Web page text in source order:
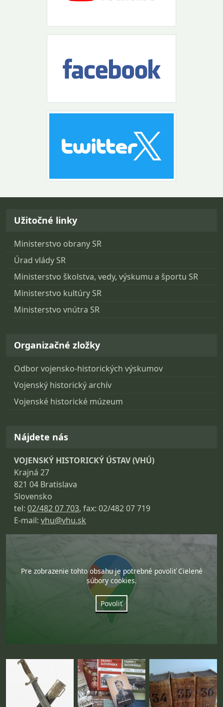
Návrat na začiatok stránky
Užitočné linky
Ministerstvo obrany SR
Úrad vlády SR
Ministerstvo školstva, vedy, výskumu a športu SR
Ministerstvo kultúry SR
Ministerstvo vnútra SR
Organizačné zložky
Odbor vojensko-historických výskumov
Vojenský historický archív
Vojenské historické múzeum
Nájdete nás
VOJENSKÝ HISTORICKÝ ÚSTAV (VHÚ)
Krajná 27
821 04 Bratislava
Slovensko
tel: 02/482 07 703, fax: 02/482 07 719
E-mail: vhu@vhu.sk
Pre zobrazenie tohto obsahu je potrebné povoliť Cielené
súbory cookies.
Povoliť
Fotogaléria